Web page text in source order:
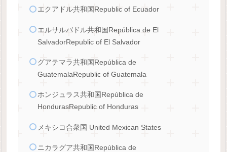
エクアドル共和国Republic of Ecuador
エルサルバドル共和国República de El
SalvadorRepublic of El Salvador
グアテマラ共和国República de
GuatemalaRepublic of Guatemala
ホンジュラス共和国República de
HondurasRepublic of Honduras
メキシコ合衆国 United Mexican States
ニカラグア共和国República de